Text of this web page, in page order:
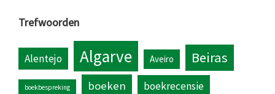
Trefwoorden
Alentejo Algarve Aveiro Beiras
boekbespreking boeken boekrecensie